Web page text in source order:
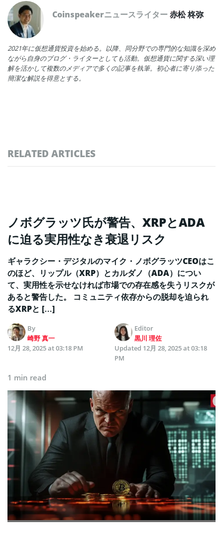
Coinspeakerニュースライター赤松 柊弥
2021年に仮想通貨投資を始める。以降、同分野での専門的な知識を深め
ながら自身のブログ・ライターとしても活動。仮想通貨に関する深い理
解を活かして複数のメディアで多くの記事を執筆。初心者に寄り添った
簡潔な解説を得意とする。
RELATED ARTICLES
ノボグラッツ氏が警告、XRPとADA
に迫る実用性なき衰退リスク
ギャラクシー・デジタルのマイク・ノボグラッツCEOはこ
のほど、リップル（XRP）とカルダノ（ADA）につい
て、実用性を示せなければ市場での存在感を失うリスクが
あると警告した。 コミュニティ依存からの脱却を迫られ
るXRPと […]
By
崎野 真一
Editor
黒川 理佐
12月 28, 2025 at 03:18 PM
Updated 12月 28, 2025 at 03:18
PM
1 min read